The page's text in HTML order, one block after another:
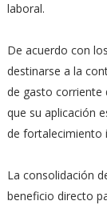
laboral.
De acuerdo con
destinarse a la
de gasto corriente
que su aplicación
de fortalecimiento
La consolidación
beneficio directo